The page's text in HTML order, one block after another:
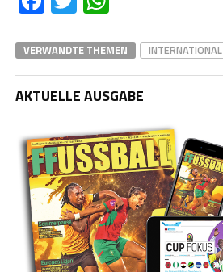
VERWANDTE THEMEN INTERNATIONAL
AKTUELLE AUSGABE